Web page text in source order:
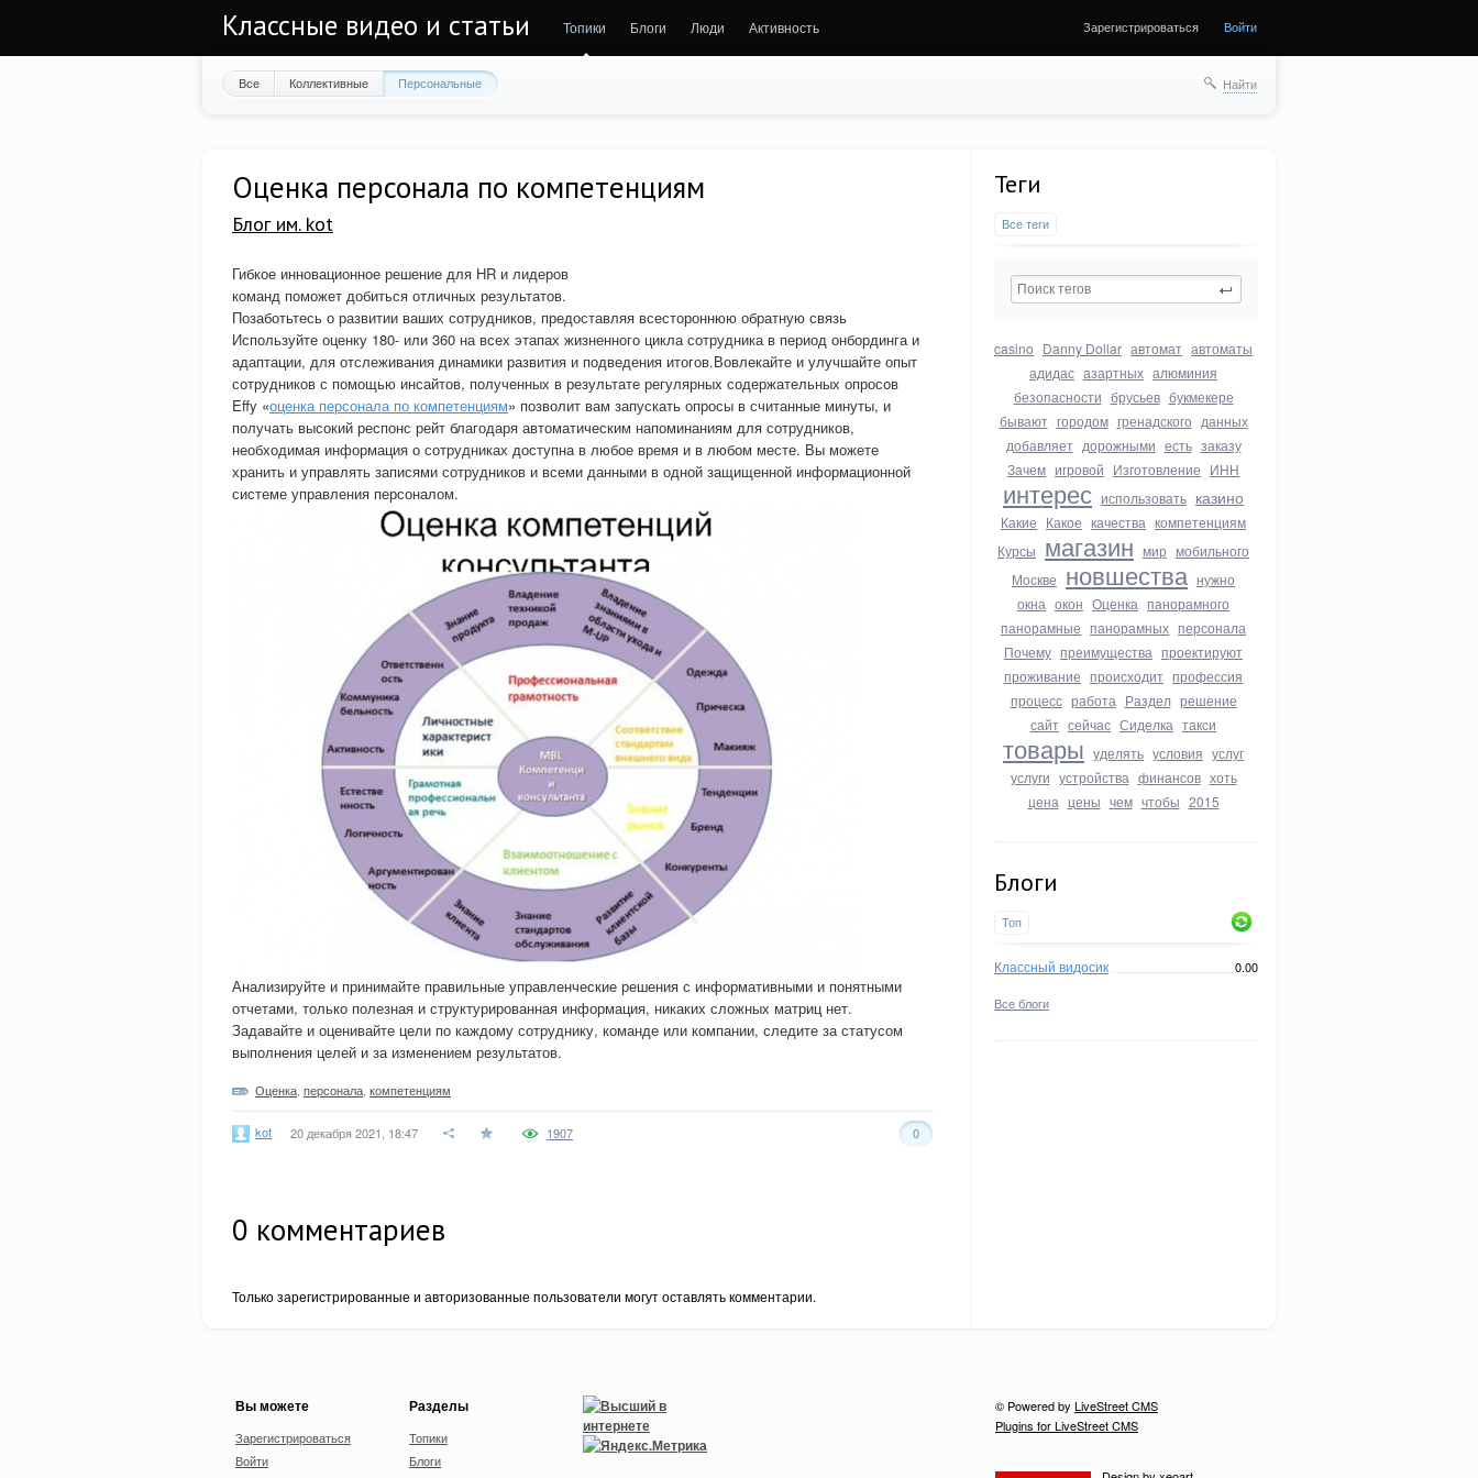
Классные видео и статьи Топики Блоги Люди Активность Зарегистрироваться Войти
Все Коллективные Персональные Найти
Теги
Все теги
casino Danny Dollar автомат автоматы
адидас азартных алюминия
безопасности брусьев букмекере
бывают городом гренадского данных
добавляет дорожными есть заказу
Зачем игровой Изготовление ИНН
интерес использовать казино
Какие Какое качества компетенциям
Курсы магазин мир мобильного
Москве новшества нужно
окна окон Оценка панорамного
панорамные панорамных персонала
Почему преимущества проектируют
проживание происходит профессия
процесс работа Раздел решение
сайт сейчас Сиделка такси
товары уделять условия услуг
услуги устройства финансов хоть
цена цены чем чтобы 2015
Блоги
Топ
Классный видосик 0.00
Все блоги
Оценка персонала по компетенциям
Блог им. kot
Гибкое инновационное решение для HR и лидеров
команд поможет добиться отличных результатов.
Позаботьтесь о развитии ваших сотрудников, предоставляя всестороннюю обратную связь
Используйте оценку 180- или 360 на всех этапах жизненного цикла сотрудника в период онбординга и
адаптации, для отслеживания динамики развития и подведения итогов.Вовлекайте и улучшайте опыт
сотрудников с помощью инсайтов, полученных в результате регулярных содержательных опросов
Effy «оценка персонала по компетенциям» позволит вам запускать опросы в считанные минуты, и
получать высокий респонс рейт благодаря автоматическим напоминаниям для сотрудников,
необходимая информация о сотрудниках доступна в любое время и в любом месте. Вы можете
хранить и управлять записями сотрудников и всеми данными в одной защищенной информационной
системе управления персоналом.
Анализируйте и принимайте правильные управленческие решения с информативными и понятными
отчетами, только полезная и структурированная информация, никаких сложных матриц нет.
Задавайте и оценивайте цели по каждому сотруднику, команде или компании, следите за статусом
выполнения целей и за изменением результатов.
Оценка персонала компетенциям
kot 20 декабря 2021, 18:47 0
1907
0 комментариев
Только зарегистрированные и авторизованные пользователи могут оставлять комментарии.
Вы можете
Зарегистрироваться
Войти
Разделы
Топики
Блоги
© Powered by LiveStreet CMS
Plugins for LiveStreet CMS